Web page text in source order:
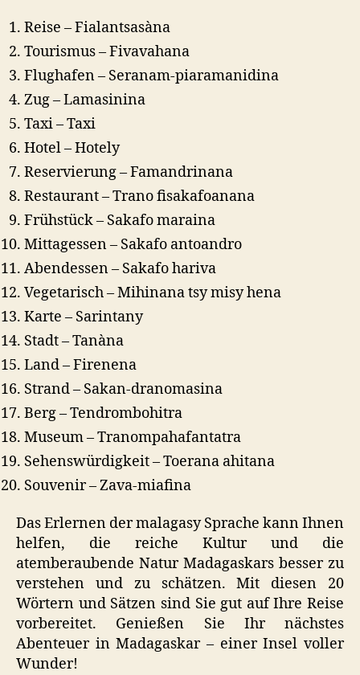
Reise – Fialantsasàna
Tourismus – Fivavahana
Flughafen – Seranam-piaramanidina
Zug – Lamasinina
Taxi – Taxi
Hotel – Hotely
Reservierung – Famandrinana
Restaurant – Trano fisakafoanana
Frühstück – Sakafo maraina
Mittagessen – Sakafo antoandro
Abendessen – Sakafo hariva
Vegetarisch – Mihinana tsy misy hena
Karte – Sarintany
Stadt – Tanàna
Land – Firenena
Strand – Sakan-dranomasina
Berg – Tendrombohitra
Museum – Tranompahafantatra
Sehenswürdigkeit – Toerana ahitana
Souvenir – Zava-miafina
Das Erlernen der malagasy Sprache kann Ihnen
helfen, die reiche Kultur und die
atemberaubende Natur Madagaskars besser zu
verstehen und zu schätzen. Mit diesen 20
Wörtern und Sätzen sind Sie gut auf Ihre Reise
vorbereitet. Genießen Sie Ihr nächstes
Abenteuer in Madagaskar – einer Insel voller
Wunder!